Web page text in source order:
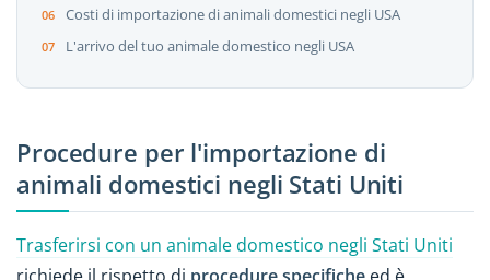
Costi di importazione di animali domestici negli USA
L'arrivo del tuo animale domestico negli USA
Procedure per l'importazione di
animali domestici negli Stati Uniti
Trasferirsi con un animale domestico negli Stati Uniti